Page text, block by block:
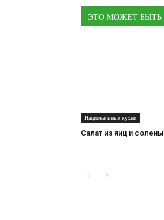
ЭТО МОЖЕТ БЫТЬ
Национальные кухни
Салат из яиц и